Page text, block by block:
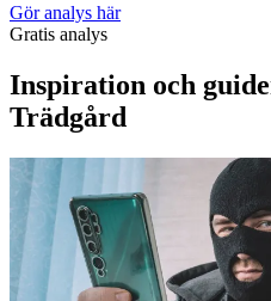
Gör analys här
Gratis analys
Inspiration och
Trädgård